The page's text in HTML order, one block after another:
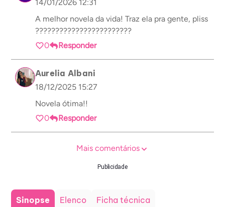
14/01/2026 12:31
A melhor novela da vida! Traz ela pra gente, pliss
????????????????????????
0
Responder
Aurelia Albani
18/12/2025 15:27
Novela ótima!!
0
Responder
Mais comentários
Publicidade
Sinopse Elenco Ficha técnica